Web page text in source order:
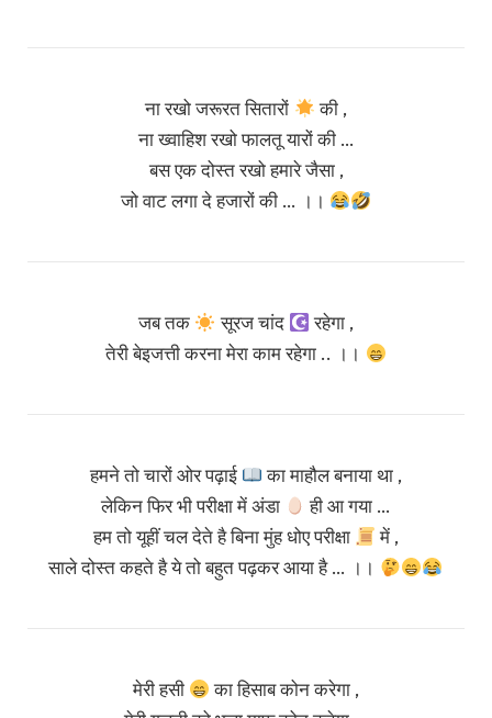
ना रखो जरूरत सितारों
की ,
ना ख्वाहिश रखो फालतू यारों की …
बस एक दोस्त रखो हमारे जैसा ,
जो वाट लगा दे हजारों की … ।।
जब तक सूरज चांद
रहेगा ,
तेरी बेइजत्ती करना मेरा काम रहेगा .. ।।
हमने तो चारों ओर पढ़ाई
का माहौल बनाया था ,
लेकिन फिर भी परीक्षा में अंडा
ही आ गया …
हम तो यूहीं चल देते है बिना मुंह धोए परीक्षा
में ,
साले दोस्त कहते है ये तो बहुत पढ़कर आया है … ।।
मेरी हसी
का हिसाब कोन करेगा ,